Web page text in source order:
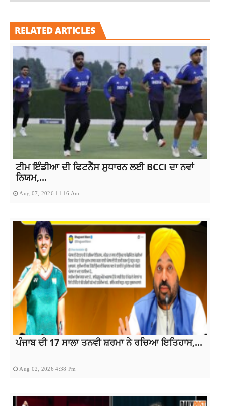
RELATED ARTICLES
ਟੀਮ ਇੰਡੀਆ ਦੀ ਫਿਟਨੈੱਸ ਸੁਧਾਰਨ ਲਈ BCCI ਦਾ ਨਵਾਂ
ਨਿਯਮ,...
Aug 07, 2026 11:16 Am
ਪੰਜਾਬ ਦੀ 17 ਸਾਲਾ ਤਨਵੀ ਸ਼ਰਮਾ ਨੇ ਰਚਿਆ ਇਤਿਹਾਸ,...
Aug 02, 2026 4:38 Pm